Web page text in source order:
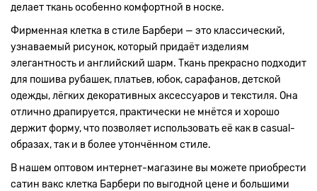
делает ткань особенно комфортной в носке.
Фирменная клетка в стиле Барбери — это классический,
узнаваемый рисунок, который придаёт изделиям
элегантность и английский шарм. Ткань прекрасно подходит
для пошива рубашек, платьев, юбок, сарафанов, детской
одежды, лёгких декоративных аксессуаров и текстиля. Она
отлично драпируется, практически не мнётся и хорошо
держит форму, что позволяет использовать её как в casual-
образах, так и в более утончённом стиле.
В нашем оптовом интернет-магазине вы можете приобрести
сатин вакс клетка Барбери по выгодной цене и большими